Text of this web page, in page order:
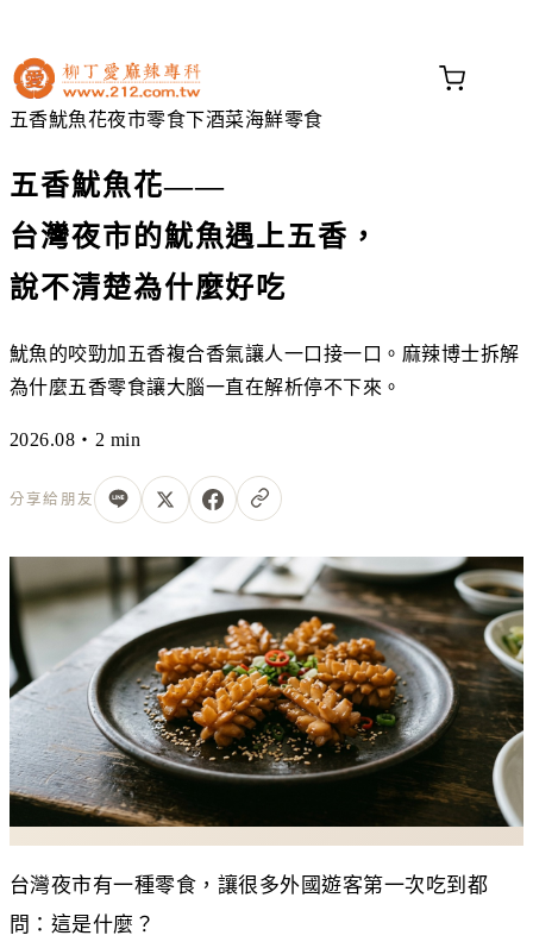
五香魷魚花夜市零食下酒菜海鮮零食
五香魷魚花——
台灣夜市的魷魚遇上五香，
說不清楚為什麼好吃
魷魚的咬勁加五香複合香氣讓人一口接一口。麻辣博士拆解
為什麼五香零食讓大腦一直在解析停不下來。
2026.08・2 min
分享給朋友
台灣夜市有一種零食，讓很多外國遊客第一次吃到都
問：這是什麼？